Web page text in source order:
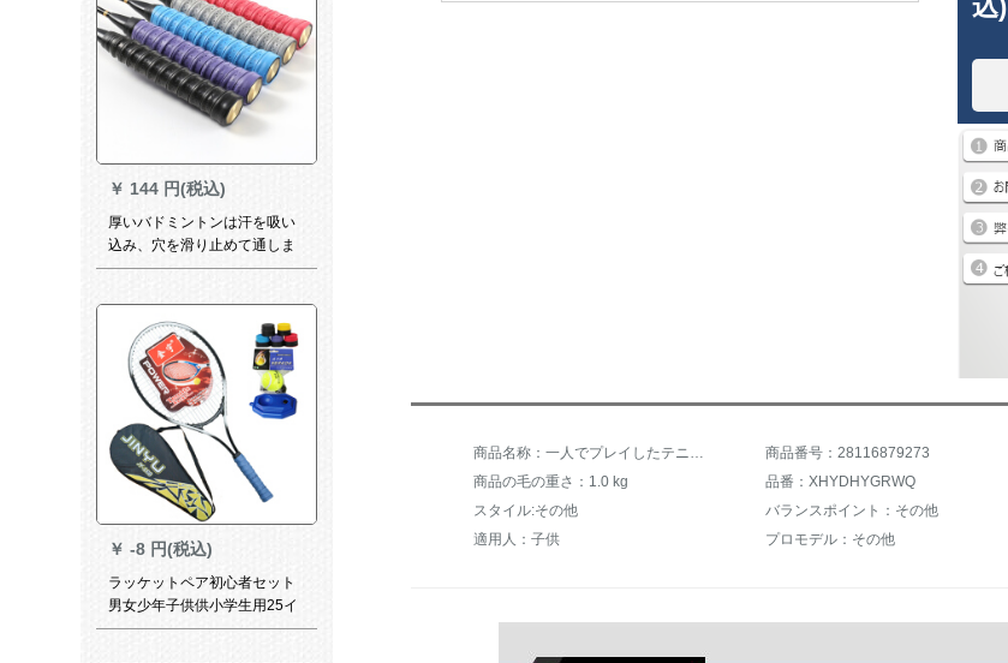
￥ 144 円(税込)
厚いバドミントンは汗を吸い
込み、穴を滑り止めて通しま
す。竜骨の手は粘着ラケット
￥ -8 円(税込)
ラッケットペア初心者セット
男女少年子供供小学生用25イ
ンチ少年ラッケットブラック
込)
商品名称：一人でプレイしたテニウスが一人で打ったボールテニトロン回弾力練習ボールシンゲル【円盤】グリーン台座＋ボール＋巻き取り防止器 商品番号：28116879273
商品の毛の重さ：1.0 kg
品番：XHYDHYGRWQ
スタイル:その他
バランスポイント：その他
適用人：子供
プロモデル：その他